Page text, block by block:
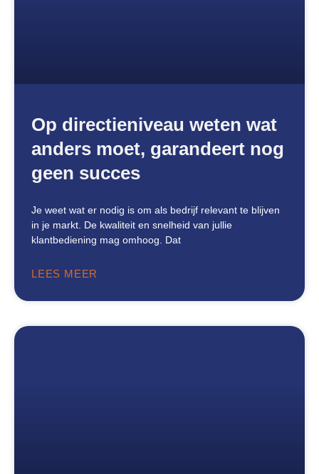
Op directieniveau weten wat
anders moet, garandeert nog
geen succes
Je weet wat er nodig is om als bedrijf relevant te blijven
in je markt. De kwaliteit en snelheid van jullie
klantbediening mag omhoog. Dat
LEES MEER